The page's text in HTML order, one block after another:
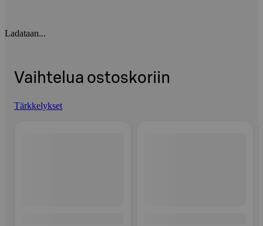
Ladataan...
Vaihtelua ostoskoriin
Tärkkelykset